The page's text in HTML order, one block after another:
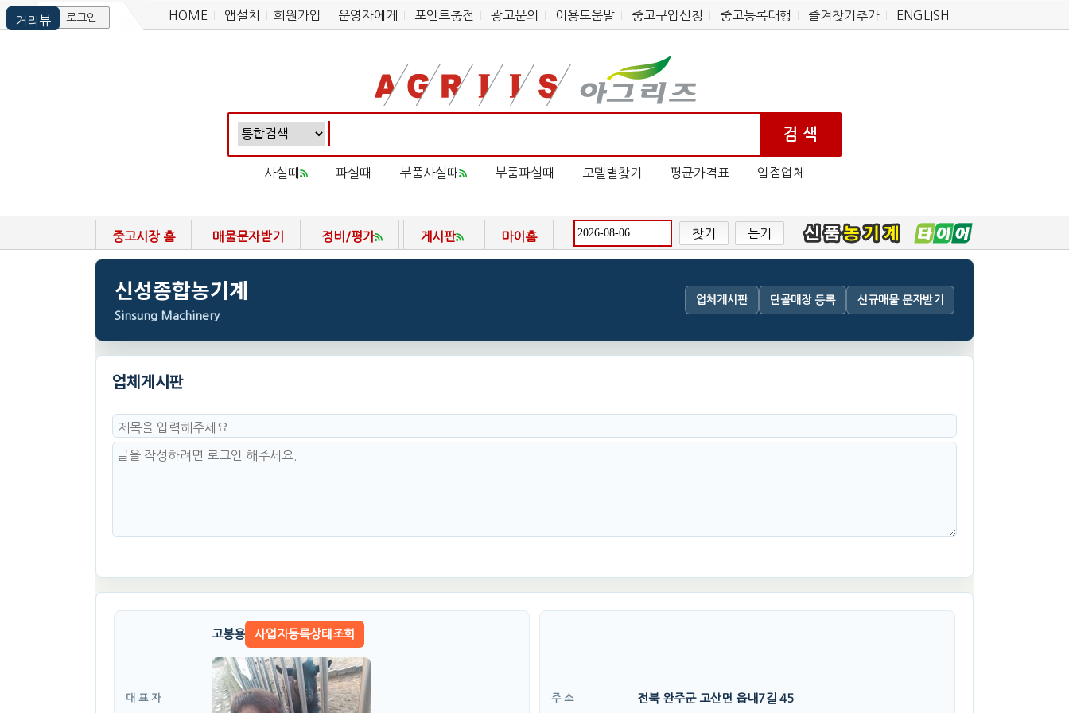
로그인 HOME 앱설치 회원가입 운영자에게 포인트충전 광고문의 이용도움말 중고구입신청 중고등록대행 즐겨찾기추가 ENGLISH
사실때 파실때 부품사실때 부품파실때 모델별찾기 평균가격표 입점업체
중고시장 홈 매물문자받기 정비/평가 게시판 마이홈 찾기 듣기
신성종합농기계
Sinsung Machinery
업체게시판 단골매장 등록 신규매물 문자받기
업체게시판
대 표 자
고봉용 사업자등록상태조회
주 소 전북 완주군 고산면 읍내7길 45